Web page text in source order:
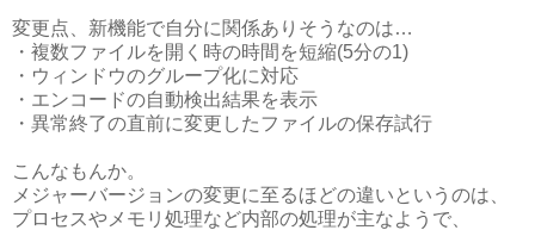
変更点、新機能で自分に関係ありそうなのは…
・複数ファイルを開く時の時間を短縮(5分の1)
・ウィンドウのグループ化に対応
・エンコードの自動検出結果を表示
・異常終了の直前に変更したファイルの保存試行
こんなもんか。
メジャーバージョンの変更に至るほどの違いというのは、
プロセスやメモリ処理など内部の処理が主なようで、